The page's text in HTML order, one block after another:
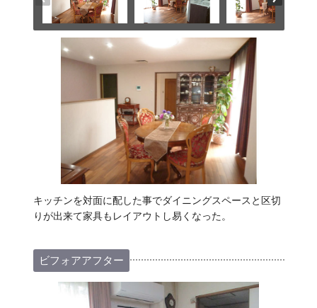
キッチンを対面に配した事でダイニングスペースと区切
りが出来て家具もレイアウトし易くなった。
ビフォアアフター